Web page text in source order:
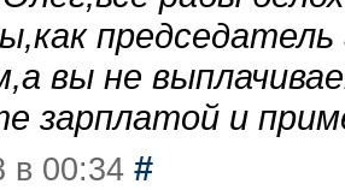
вы не
зарплатой и
в 00:34 #